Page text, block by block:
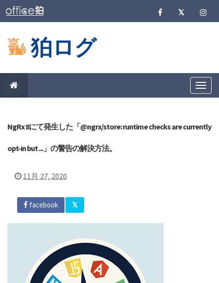
狛ログ
T
o
g
e
n
NgRx 8にて発生した「@ngrx/store: runtime checks are currently
opt-in but ...」の警告の解決方法。
11月 27, 2020
facebook